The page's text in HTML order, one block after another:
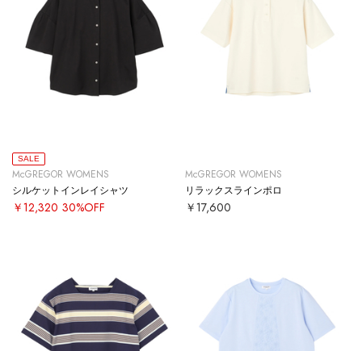
SALE
McGREGOR WOMENS
シルケットインレイシャツ
￥12,320 30%OFF
McGREGOR WOMENS
リラックスラインポロ
￥17,600